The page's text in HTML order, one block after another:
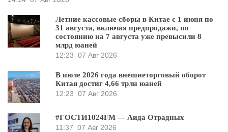
Летние кассовые сборы в Китае с 1 июня по
31 августа, включая предпродажи, по
состоянию на 7 августа уже превысили 8
млрд юаней
12:23 07 Авг 2026
В июле 2026 года внешнеторговый оборот
Китая достиг 4,66 трлн юаней
12:23 07 Авг 2026
#ГОСТИ1024FM — Аида Отрадных
11:37 07 Авг 2026